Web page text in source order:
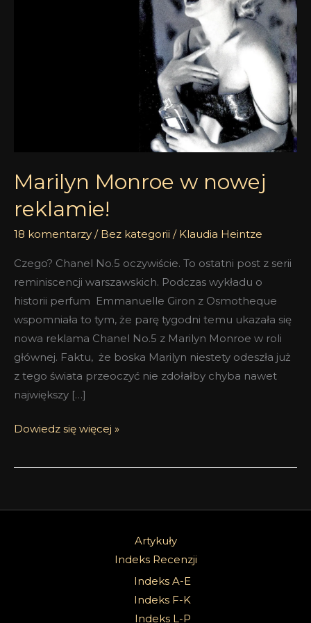
Marilyn Monroe w nowej
reklamie!
18 komentarzy / Bez kategorii / Klaudia Heintze
Czego? Chanel No.5 oczywiście. To ostatni post z serii
reminiscencji warszawskich. Podczas wykładu o
historii perfum Emmanuelle Giron z Osmotheque
wspomniała to tym, że parę tygodni temu ukazała się
nowa reklama Chanel No.5 z Marilyn Monroe w roli
głównej. Faktu, że boska Marilyn niestety odeszła już
z tego świata przeoczyć nie zdołałby chyba nawet
największy […]
Dowiedz się więcej »
Artykuły
Indeks Recenzji
Indeks A-E
Indeks F-K
Indeks L-P